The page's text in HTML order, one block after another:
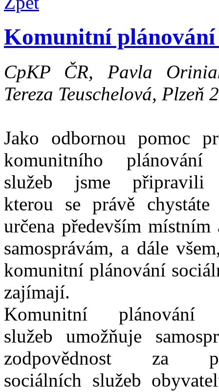
Komunitní plánování
CpKP ČR, Pavla
Tereza Teuschelová, Plzeň
Jako odbornou pomoc
komunitního plánování
služeb jsme připravili
kterou se právě
určena především
samosprávám, a dále
komunitní plánování
zajímají.
Komunitní plánování
služeb umožňuje
zodpovědnost za
sociálních služeb